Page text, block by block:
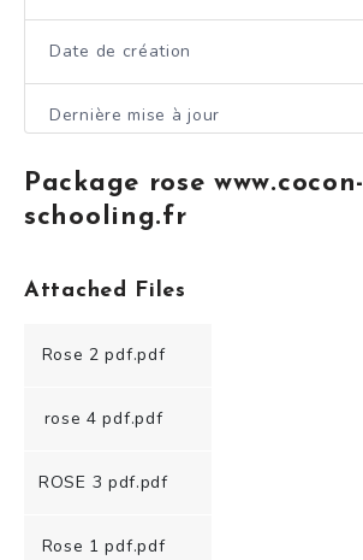
Date de création
Dernière mise à jour
Package rose www.cocon-
schooling.fr
Attached Files
Rose 2 pdf.pdf
rose 4 pdf.pdf
ROSE 3 pdf.pdf
Rose 1 pdf.pdf